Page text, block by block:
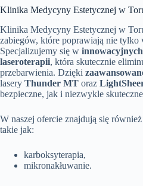
Klinika Medycyny Estetycznej w
Klinika Medycyny Estetycznej w
zabiegów, które poprawiają nie tylko
Specjalizujemy się w
laseroterapii, która skutecznie
przebarwienia. Dzięki
lasery Thunder MT oraz
bezpieczne, jak i niezwykle
W naszej ofercie znajdują się
takie jak:
karboksyterapia,
mikronakłuwanie.